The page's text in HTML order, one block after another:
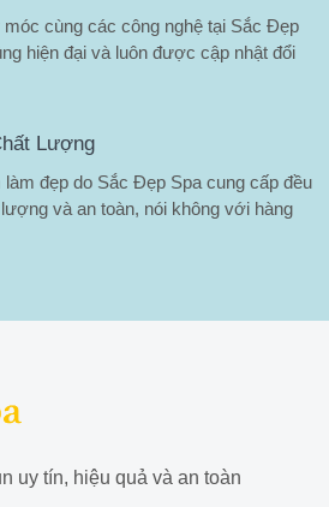
móc cùng các công nghệ tại Sắc Đẹp
hiện đại và luôn được cập nhật đổi
Lượng
làm đẹp do Sắc Đẹp Spa cung cấp đều
và an toàn, nói không với hàng
uy tín, hiệu quả và an toàn